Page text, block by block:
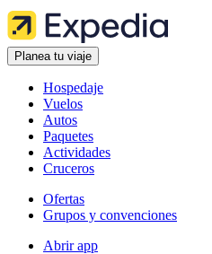
Planea tu viaje
Hospedaje
Vuelos
Autos
Paquetes
Actividades
Cruceros
Ofertas
Grupos y convenciones
Abrir app